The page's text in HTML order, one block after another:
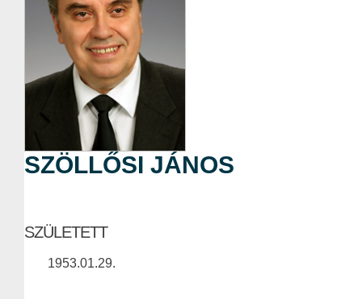
SZÖLLŐSI JÁNOS
SZÜLETETT
1953.01.29.